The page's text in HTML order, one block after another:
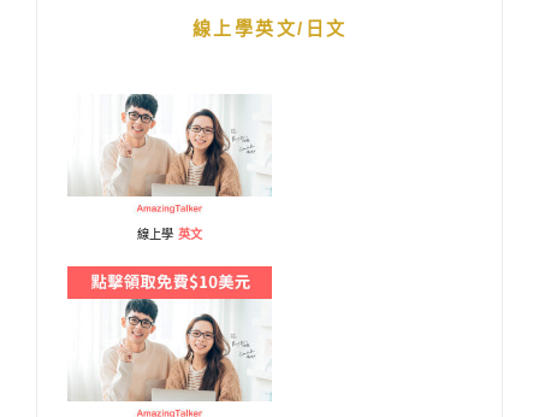
線上學英文/日文
線上學 英文